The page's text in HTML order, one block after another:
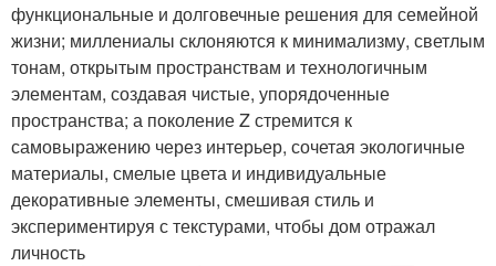
функциональные и долговечные решения для семейной
жизни; миллениалы склоняются к минимализму, светлым
тонам, открытым пространствам и технологичным
элементам, создавая чистые, упорядоченные
пространства; а поколение Z стремится к
самовыражению через интерьер, сочетая экологичные
материалы, смелые цвета и индивидуальные
декоративные элементы, смешивая стиль и
экспериментируя с текстурами, чтобы дом отражал
личность